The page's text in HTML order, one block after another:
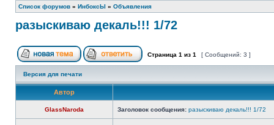
Список форумов » ИнбоксЫ » Объявления
разыскиваю декаль!!! 1/72
Страница 1 из 1 [ Сообщений: 3 ]
Версия для печати
Автор
GlassNaroda Заголовок сообщения: разыскиваю декаль!!! 1/72